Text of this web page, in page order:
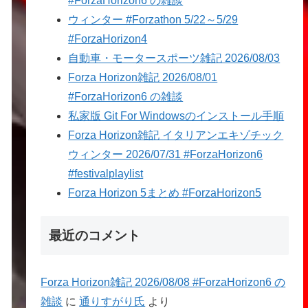
ウィンター #Forzathon 5/22～5/29
#ForzaHorizon4
自動車・モータースポーツ雑記 2026/08/03
Forza Horizon雑記 2026/08/01
#ForzaHorizon6 の雑談
私家版 Git For Windowsのインストール手順
Forza Horizon雑記 イタリアンエキゾチック
ウィンター 2026/07/31 #ForzaHorizon6
#festivalplaylist
Forza Horizon 5まとめ #ForzaHorizon5
最近のコメント
Forza Horizon雑記 2026/08/08 #ForzaHorizon6 の
雑談 に通りすがり氏 より